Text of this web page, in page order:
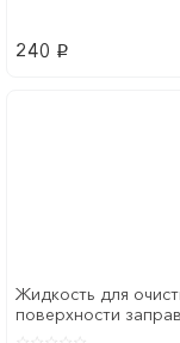
240 p
Жидкость для
поверхности